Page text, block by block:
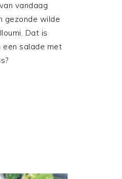
vandaag
gezonde wilde
Dat is
een salade met